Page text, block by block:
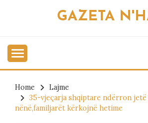
GAZETA
Home
Lajme
35-vjeçarja shqiptare ndërron jetë
nënë,familjarët kërkojnë hetime